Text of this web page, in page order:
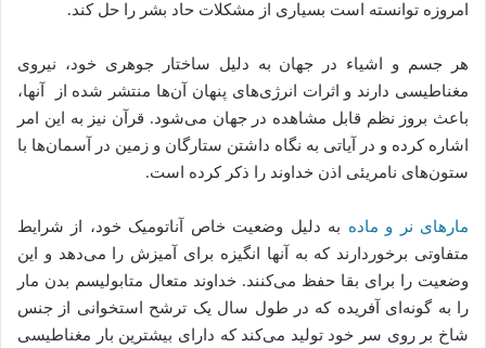
امروزه توانسته است بسیاری از مشکلات حاد بشر را حل کند.
هر جسم و اشیاء در جهان به دلیل ساختار جوهری خود، نیروی
مغناطیسی دارند و اثرات انرژی‌های پنهان آن‌ها منتشر شده از آنها،
باعث بروز نظم قابل مشاهده در جهان می‌شود. قرآن نیز به این امر
اشاره کرده و در آیاتی به نگاه داشتن ستارگان و زمین در آسمان‌ها با
ستون‌های نامریئی اذن خداوند را ذکر کرده است.
مارهای نر و ماده به دلیل وضعیت خاص آناتومیک خود، از شرایط
متفاوتی برخوردارند که به آنها انگیزه برای آمیزش را می‌دهد و این
وضعیت را برای بقا حفظ می‌کنند. خداوند متعال متابولیسم بدن مار
را به گونه‌ای آفریده که در طول سال یک ترشح استخوانی از جنس
شاخ بر روی سر خود تولید می‌کند که دارای بیشترین بار مغناطیسی